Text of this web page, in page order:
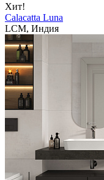
Хит!
Calacatta Luna
LCM, Индия